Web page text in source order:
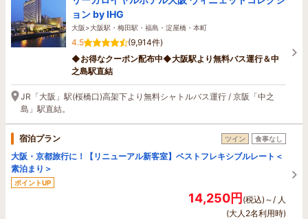
ョン by IHG
大阪>大阪駅・梅田駅・福島・淀屋橋・本町
4.5
(9,914件)
◆お得なクーポン配布中◆大阪駅より無料バス運行＆中
之島駅直結
JR「大阪」駅(桜橋口)高架下より無料シャトルバス運行 / 京阪「中之
島」駅直結。
宿泊プラン ツイン 食事なし
大阪・京都旅行に！【リニューアル新客室】ベストフレキシブルレート＜
素泊まり＞
ポイントUP
14,250円(税込)～/ 人
(大人2名利用時)